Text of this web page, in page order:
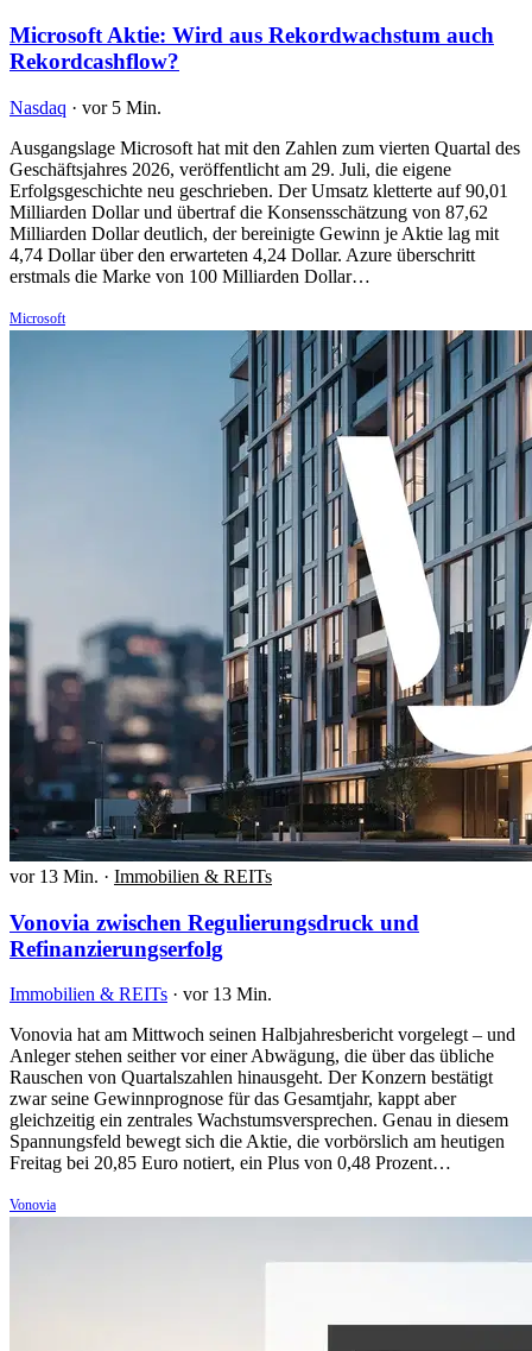
Microsoft Aktie: Wird aus Rekordwachstum auch
Rekordcashflow?
Nasdaq · vor 5 Min.
Ausgangslage Microsoft hat mit den Zahlen zum vierten Quartal des
Geschäftsjahres 2026, veröffentlicht am 29. Juli, die eigene
Erfolgsgeschichte neu geschrieben. Der Umsatz kletterte auf 90,01
Milliarden Dollar und übertraf die Konsensschätzung von 87,62
Milliarden Dollar deutlich, der bereinigte Gewinn je Aktie lag mit
4,74 Dollar über den erwarteten 4,24 Dollar. Azure überschritt
erstmals die Marke von 100 Milliarden Dollar…
Microsoft
vor 13 Min. · Immobilien & REITs
Vonovia zwischen Regulierungsdruck und
Refinanzierungserfolg
Immobilien & REITs · vor 13 Min.
Vonovia hat am Mittwoch seinen Halbjahresbericht vorgelegt – und
Anleger stehen seither vor einer Abwägung, die über das übliche
Rauschen von Quartalszahlen hinausgeht. Der Konzern bestätigt
zwar seine Gewinnprognose für das Gesamtjahr, kappt aber
gleichzeitig ein zentrales Wachstumsversprechen. Genau in diesem
Spannungsfeld bewegt sich die Aktie, die vorbörslich am heutigen
Freitag bei 20,85 Euro notiert, ein Plus von 0,48 Prozent…
Vonovia